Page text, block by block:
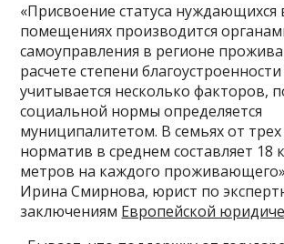
«Присвоение статуса нуждающихся
помещениях производится
самоуправления в регионе
расчете степени
учитывается несколько факторов,
социальной нормы определяется
муниципалитетом. В семьях от
норматив в среднем составляет 18
метров на каждого
Ирина Смирнова, юрист по
заключениям Европейской